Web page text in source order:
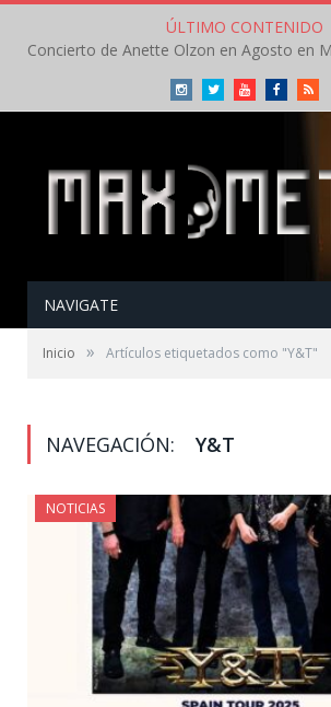
ÚLTIMO CONTENIDO
InstagramTwitterYoutubeFacebookRSS
NAVIGATE
Inicio » Artículos etiquetados como "Y&T"
NAVEGACIÓN: Y&T
NOTICIAS